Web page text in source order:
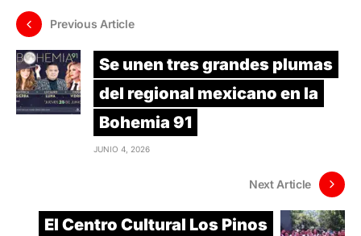
Previous Article
Se unen tres grandes plumas
del regional mexicano en la
Bohemia 91
JUNIO 4, 2026
Next Article
El Centro Cultural Los Pinos